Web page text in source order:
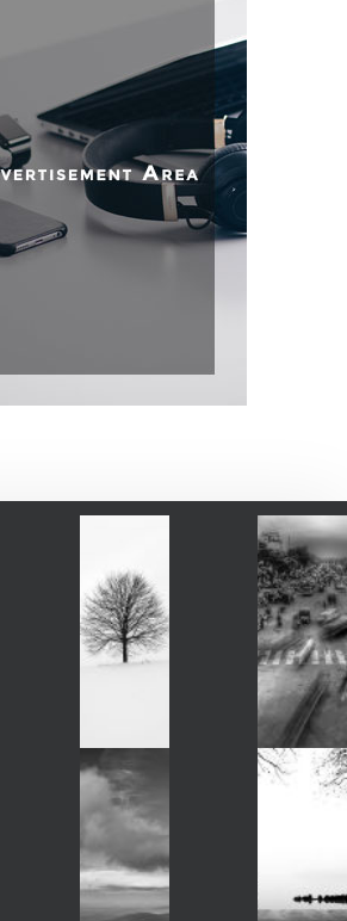
Instagram post
Instagram post 17994384904114366
Instagram post
Instagram post 17847007960313141